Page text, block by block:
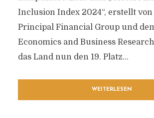
Inclusion Index 2024“, erstellt
Principal Financial Group und
Economics and Business
das Land nun den 19. Platz...
WEITERLESEN